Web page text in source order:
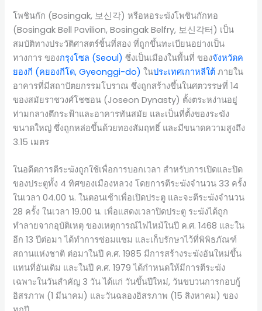
โพชินกัก (Bosingak, 보신각) หรือหอระฆังโพชินกักทอ
(Bosingak Bell Pavilion, Bosingak Belfry, 보신각터) เป็น
สมบัติทางประวัติศาสตร์ชิ้นที่สอง ที่ถูกขึ้นทะเบียนอย่างเป็น
ทางการ ของกรุงโซล (Seoul) ซึ่งเป็นเมืองในพื้นที่ ของจังหวัดค
ยองกี (คยองกีโด, Gyeonggi-do) ในประเทศเกาหลีใต้ ภายใน
อาคารที่มีสถาปัตยกรรมโบราณ ซึ่งถูกสร้างขึ้นในศตวรรษที่ 14
ของสมัยราชวงศ์โชซอน (Joseon Dynasty) ตั้งตระหง่านอยู่
ท่ามกลางตึกระฟ้าและอาคารทันสมัย และเป็นที่ตั้งของระฆัง
ขนาดใหญ่ ซึ่งถูกหล่อขึ้นด้วยทองสัมฤทธิ์ และมีขนาดความสูงถึง
3.15 เมตร
ในอดีตการตีระฆังถูกใช้เพื่อการบอกเวลา สำหรับการเปิดและปิด
ของประตูทั้ง 4 ทิศของเมืองหลวง โดยการตีระฆังจำนวน 33 ครั้ง
ในเวลา 04.00 น. ในตอนเช้าเพื่อเปิดประตู และจะตีระฆังจำนวน
28 ครั้ง ในเวลา 19.00 น. เพื่อแสดงเวลาปิดประตู ระฆังได้ถูก
ทำลายจากอุบัติเหตุ ของเหตุการณ์ไฟไหม้ในปี ค.ศ. 1468 และใน
อีก 13 ปีต่อมา ได้ทำการซ่อมแซม และเก็บรักษาไว้ที่พิพิธภัณฑ์
สถานแห่งชาติ ต่อมาในปี ค.ศ. 1985 มีการสร้างระฆังอันใหม่ขึ้น
แทนที่อันเดิม และในปี ค.ศ. 1979 ได้กำหนดให้มีการตีระฆัง
เฉพาะในวันสำคัญ 3 วัน ได้แก่ วันขึ้นปีใหม่, วันขบวนการกอบกู้
อิสรภาพ (1 มีนาคม) และวันฉลองอิสรภาพ (15 สิงหาคม) ของ